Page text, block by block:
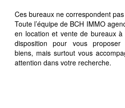
Ces bureaux ne correspondent
Toute l’équipe de BCH IMMO
en location et vente de bureaux
disposition pour vous proposer
biens, mais surtout vous
attention dans votre recherche.